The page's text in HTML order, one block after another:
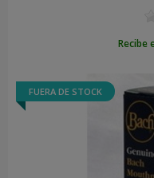
Recibe
FUERA DE STOCK